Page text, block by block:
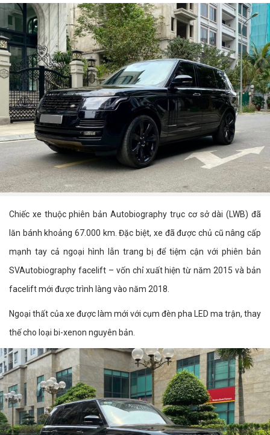
Chiếc xe thuộc phiên bản Autobiography trục cơ sở dài (LWB) đã
lăn bánh khoảng 67.000 km. Đặc biệt, xe đã được chủ cũ nâng cấp
mạnh tay cả ngoại hình lẫn trang bị để tiệm cận với phiên bản
SVAutobiography facelift – vốn chỉ xuất hiện từ năm 2015 và bản
facelift mới được trình làng vào năm 2018.
Ngoại thất của xe được làm mới với cụm đèn pha LED ma trận, thay
thế cho loại bi-xenon nguyên bản.